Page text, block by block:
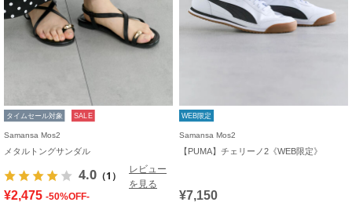
タイムセール対象 SALE
Samansa Mos2
メタルトングサンダル
4.0 （1）
レビュー
を見る
¥2,475 -50%OFF-
WEB限定
Samansa Mos2
【PUMA】チェリーノ2《WEB限定》
¥7,150